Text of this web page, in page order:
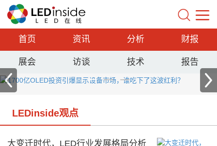
首页 资讯 分析 财报
展会 访谈 技术 报告
LEDinside观点
大变迁时代，LED行业发展格局分析